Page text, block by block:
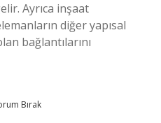
Ayrıca inşaat
diğer yapısal
bağlantılarını
Bırak